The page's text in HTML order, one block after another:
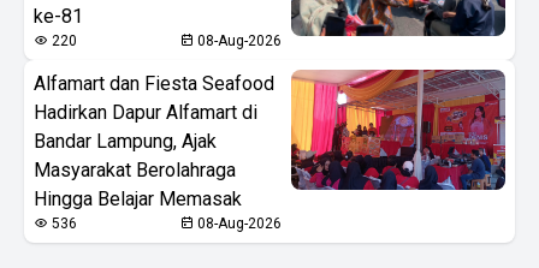
ke-81
220 08-Aug-2026
Alfamart dan Fiesta Seafood
Hadirkan Dapur Alfamart di
Bandar Lampung, Ajak
Masyarakat Berolahraga
Hingga Belajar Memasak
536 08-Aug-2026